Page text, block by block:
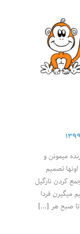
و فقط 5 ملوان زنده میمونن و
تصمیم
کردن نارگیل
میگیرن فردا
تا صبح هر […]